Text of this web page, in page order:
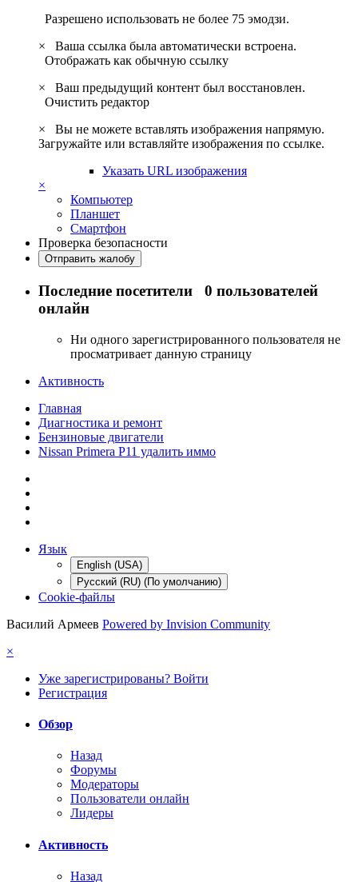
Разрешено использовать не более 75 эмодзи.
×
Ваша ссылка была автоматически встроена.
Отображать как обычную ссылку
×
Ваш предыдущий контент был восстановлен.
Очистить редактор
×
Вы не можете вставлять изображения напрямую.
Загружайте или вставляйте изображения по ссылке.
Указать URL изображения
×
Компьютер
Планшет
Смартфон
Проверка безопасности
Отправить жалобу
Последние посетители 0 пользователей
онлайн
Ни одного зарегистрированного пользователя не
просматривает данную страницу
Активность
Главная
Диагностика и ремонт
Бензиновые двигатели
Nissan Primera P11 удалить иммо
Язык
English (USA)
Русский (RU) (По умолчанию)
Cookie-файлы
Василий Армеев Powered by Invision Community
×
Уже зарегистрированы? Войти
Регистрация
Обзор
Назад
Форумы
Модераторы
Пользователи онлайн
Лидеры
Активность
Назад